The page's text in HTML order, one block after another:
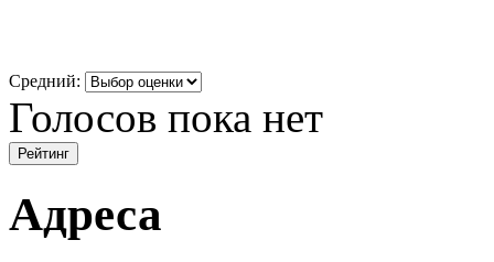
Средний:
Голосов пока нет
Адреса